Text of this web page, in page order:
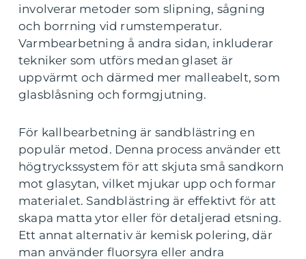
involverar metoder som slipning, sågning
och borrning vid rumstemperatur.
Varmbearbetning å andra sidan, inkluderar
tekniker som utförs medan glaset är
uppvärmt och därmed mer malleabelt, som
glasblåsning och formgjutning.
För kallbearbetning är sandblästring en
populär metod. Denna process använder ett
högtryckssystem för att skjuta små sandkorn
mot glasytan, vilket mjukar upp och formar
materialet. Sandblästring är effektivt för att
skapa matta ytor eller för detaljerad etsning.
Ett annat alternativ är kemisk polering, där
man använder fluorsyra eller andra